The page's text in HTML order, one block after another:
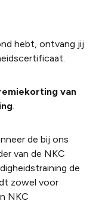
hebt, ontvang jij
van
de bij ons
van de NKC
de
zowel voor
NKC